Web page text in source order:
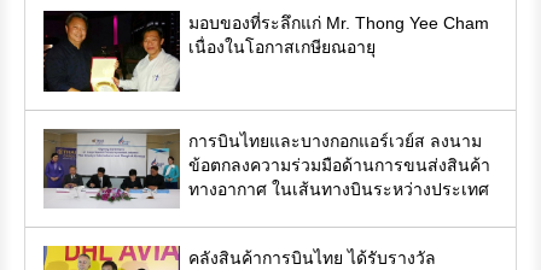
มอบของที่ระลึกแก่ Mr. Thong Yee Cham
เนื่องในโอกาสเกษียณอายุ
การบินไทยและบางกอกแอร์เวย์ส ลงนาม
ข้อตกลงความร่วมมือด้านการขนส่งสินค้า
ทางอากาศ ในเส้นทางบินระหว่างประเทศ
คลังสินค้าการบินไทย ได้รับรางวัล